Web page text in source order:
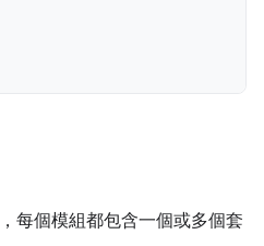
每個模組都包含一個或多個套